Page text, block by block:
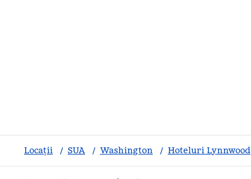
Locații / SUA / Washington / Hoteluri Lynnwood